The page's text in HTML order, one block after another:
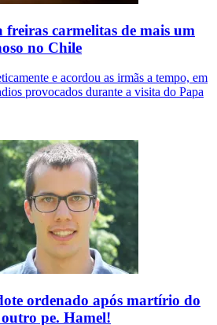
freiras carmelitas de mais um
no Chile
e acordou as irmãs a tempo, em
provocados durante a visita do Papa
ordenado após martírio do
pe. Hamel!